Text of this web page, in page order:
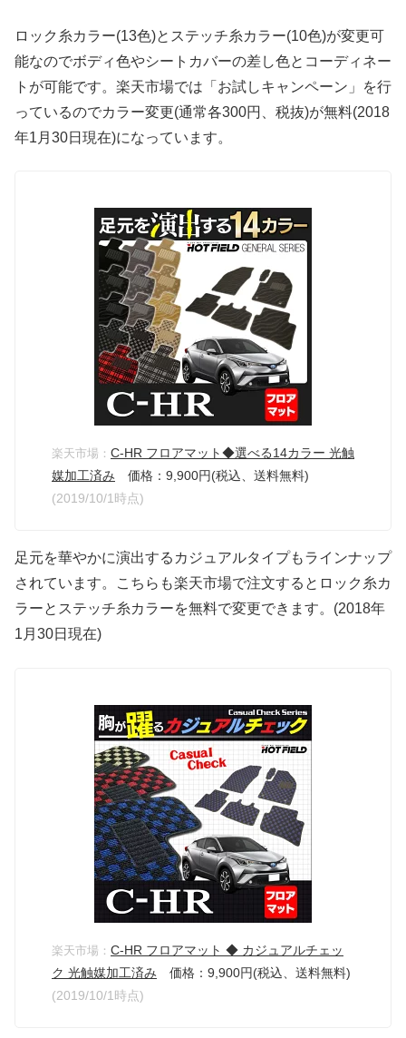
ロック糸カラー(13色)とステッチ糸カラー(10色)が変更可
能なのでボディ色やシートカバーの差し色とコーディネー
トが可能です。楽天市場では「お試しキャンペーン」を行
っているのでカラー変更(通常各300円、税抜)が無料(2018
年1月30日現在)になっています。
楽天市場： C-HR フロアマット◆選べる14カラー 光触
媒加工済み 価格：9,900円(税込、送料無料)
(2019/10/1時点)
足元を華やかに演出するカジュアルタイプもラインナップ
されています。こちらも楽天市場で注文するとロック糸カ
ラーとステッチ糸カラーを無料で変更できます。(2018年
1月30日現在)
楽天市場： C-HR フロアマット ◆ カジュアルチェッ
ク 光触媒加工済み 価格：9,900円(税込、送料無料)
(2019/10/1時点)